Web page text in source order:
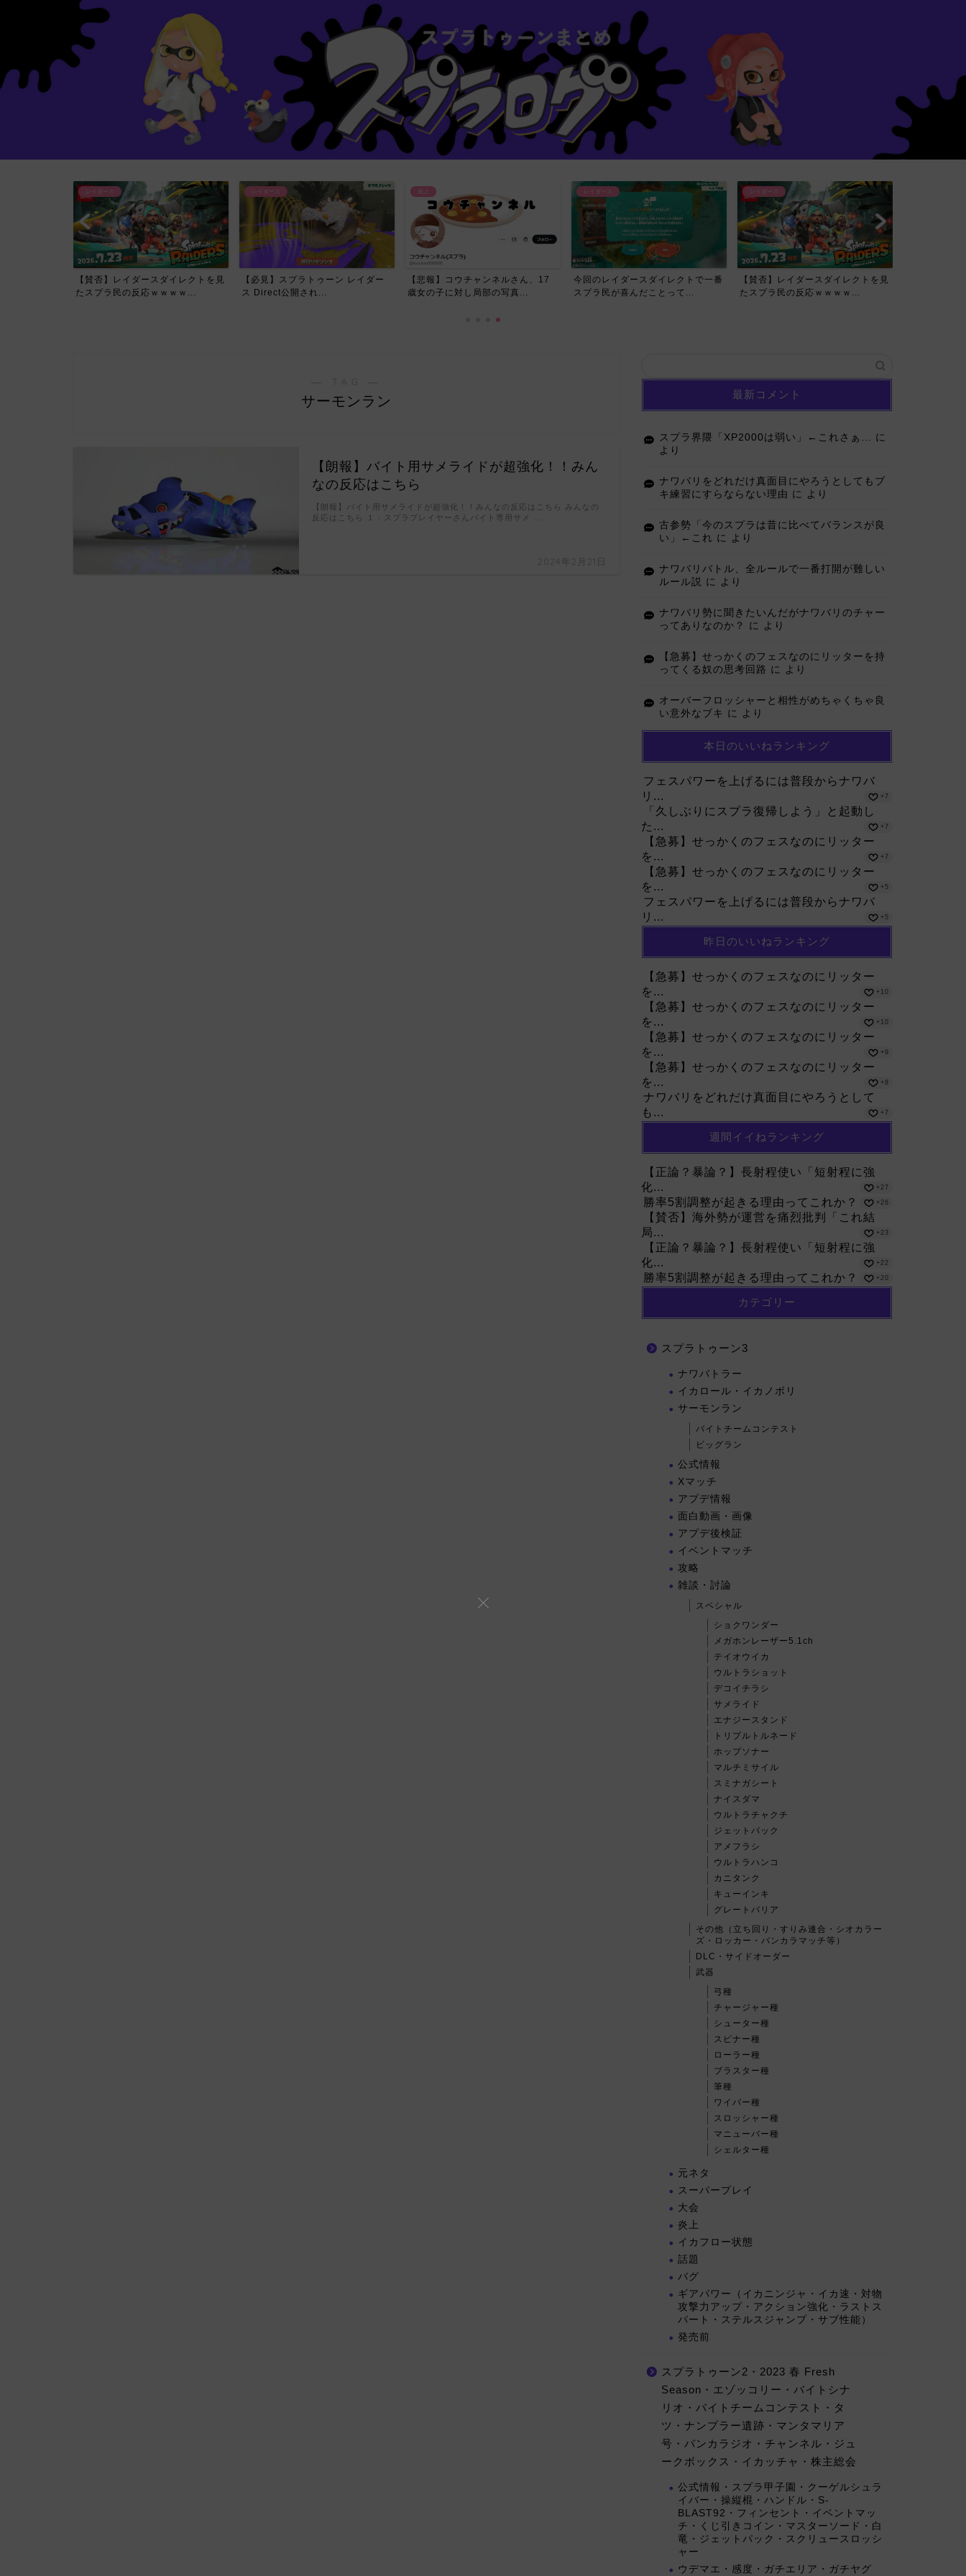
レイダース
【賛否】レイダースダイレクトを見
たスプラ民の反応ｗｗｗｗ...
レイダース
【必見】スプラトゥーン レイダー
ス Direct公開され...
炎上
【悲報】コウチャンネルさん、17
歳女の子に対し局部の写真...
レイダース
今回のレイダースダイレクトで一番
スプラ民が喜んだことって...
レイダース
【賛否】レイダースダイレクトを見
たスプラ民の反応ｗｗｗｗ...
サーモンラン
【朗報】バイト用サメライドが超強化！！みん
なの反応はこちら
2024年2月21日
【朗報】バイト用サメライドが超強化！！みんなの反応はこちら みんなの
反応はこちら １：スプラプレイヤーさんバイト専用サメ …
最新コメント
スプラ界隈「XP2000は弱い」←これさぁ…
に
より
ナワバリをどれだけ真面目にやろうとしてもブ
キ練習にすらならない理由 に より
古参勢「今のスプラは昔に比べてバランスが良
い」←これ に より
ナワバリバトル、全ルールで一番打開が難しい
ルール説 に より
ナワバリ勢に聞きたいんだがナワバリのチャー
ってありなのか？
に より
【急募】せっかくのフェスなのにリッターを持
ってくる奴の思考回路 に より
オーバーフロッシャーと相性がめちゃくちゃ良
い意外なブキ に より
本日のいいねランキング
フェスパワーを上げるには普段からナワバ
リ...
+7
「久しぶりにスプラ復帰しよう」と起動し
た...
+7
【急募】せっかくのフェスなのにリッター
を...
+7
【急募】せっかくのフェスなのにリッター
を...
+5
フェスパワーを上げるには普段からナワバ
リ...
+5
昨日のいいねランキング
【急募】せっかくのフェスなのにリッター
を...
+10
【急募】せっかくのフェスなのにリッター
を...
+10
【急募】せっかくのフェスなのにリッター
を...
+9
【急募】せっかくのフェスなのにリッター
を...
+8
ナワバリをどれだけ真面目にやろうとして
も...
+7
週間イイねランキング
【正論？暴論？】長射程使い「短射程に強
化...
+27
勝率5割調整が起きる理由ってこれか？ +26
【賛否】海外勢が運営を痛烈批判「これ結
局...
+23
【正論？暴論？】長射程使い「短射程に強
化...
+22
勝率5割調整が起きる理由ってこれか？ +20
カテゴリー
スプラトゥーン3
ナワバトラー
イカロール・イカノボリ
サーモンラン
バイトチームコンテスト
ビッグラン
公式情報
Xマッチ
アプデ情報
面白動画・画像
アプデ後検証
イベントマッチ
攻略
雑談・討論
スペシャル
ショクワンダー
メガホンレーザー5.1ch
テイオウイカ
ウルトラショット
デコイチラシ
サメライド
エナジースタンド
トリプルトルネード
ホップソナー
マルチミサイル
スミナガシート
ナイスダマ
ウルトラチャクチ
ジェットパック
アメフラシ
ウルトラハンコ
カニタンク
キューインキ
グレートバリア
その他（立ち回り・すりみ連合・シオカラー
ズ・ロッカー・バンカラマッチ等）
DLC・サイドオーダー
武器
弓種
チャージャー種
シューター種
スピナー種
ローラー種
ブラスター種
筆種
ワイパー種
スロッシャー種
マニューバー種
シェルター種
元ネタ
スーパープレイ
大会
炎上
イカフロー状態
話題
バグ
ギアパワー（イカニンジャ・イカ速・対物
攻撃力アップ・アクション強化・ラストス
パート・ステルスジャンプ・サブ性能）
発売前
スプラトゥーン2・2023 春 Fresh
Season・エゾッコリー・バイトシナ
リオ・バイトチームコンテスト・タ
ツ・ナンプラー遺跡・マンタマリア
号・バンカラジオ・チャンネル・ジュ
ークボックス・イカッチャ・株主総会
公式情報・スプラ甲子園・クーゲルシュラ
イバー・操縦棍・ハンドル・S-
BLAST92・フィンセント・イベントマッ
チ・くじ引きコイン・マスターソード・白
竜・ジェットパック・スクリュースロッシ
ャー
ウデマエ・感度・ガチエリア・ガチヤグ